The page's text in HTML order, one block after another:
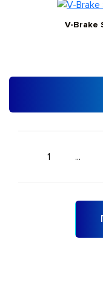
V-Brake
1 ...